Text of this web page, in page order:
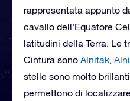
rappresentata appunto
cavallo dell’Equatore
latitudini della Terra. Le
Cintura sono Alnitak,
stelle sono molto
permettono di